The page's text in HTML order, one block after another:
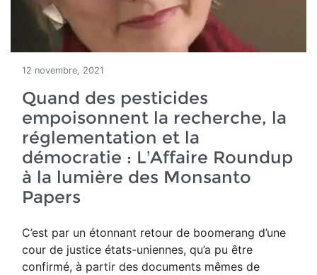
12 novembre, 2021
Quand des pesticides
empoisonnent la recherche, la
réglementation et la
démocratie : L’Affaire Roundup
à la lumière des Monsanto
Papers
C’est par un étonnant retour de boomerang d’une
cour de justice états-uniennes, qu’a pu être
confirmé, à partir des documents mêmes de